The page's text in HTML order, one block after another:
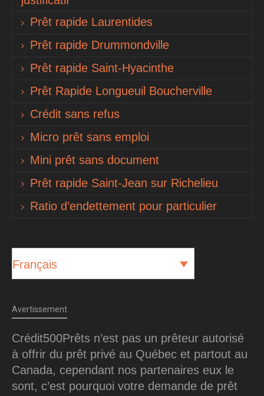
Prêt rapide Laurentides
Prêt rapide Drummondville
Prêt rapide Saint-Hyacinthe
Prêt Rapide Longueuil Boucherville
Crédit sans refus
Micro prêt sans emploi
Mini prêt sans document
Prêt rapide Saint-Jean sur Richelieu
Ratio d’endettement pour particulier
Français
Avertissement
Crédit500Prêts n’est pas un prêteur autorisé
à offrir du prêt privé au Québec et partout au
Canada, cependant nos partenaires eux le
sont, c’est pourquoi votre demande de prêt